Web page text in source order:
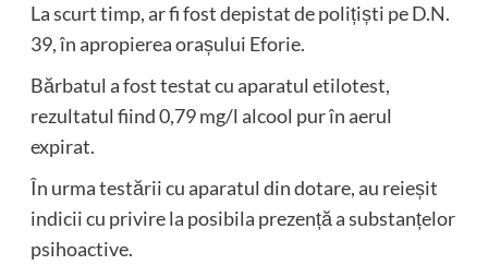
La scurt timp, ar fi fost depistat de polițiști pe D.N.
39, în apropierea orașului Eforie.
Bărbatul a fost testat cu aparatul etilotest,
rezultatul fiind 0,79 mg/l alcool pur în aerul
expirat.
În urma testării cu aparatul din dotare, au reieșit
indicii cu privire la posibila prezență a substanțelor
psihoactive.